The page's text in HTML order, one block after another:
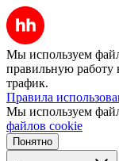
Мы используем
правильную работу
трафик.
Правила
Мы используем
файлов cookie
Понятно